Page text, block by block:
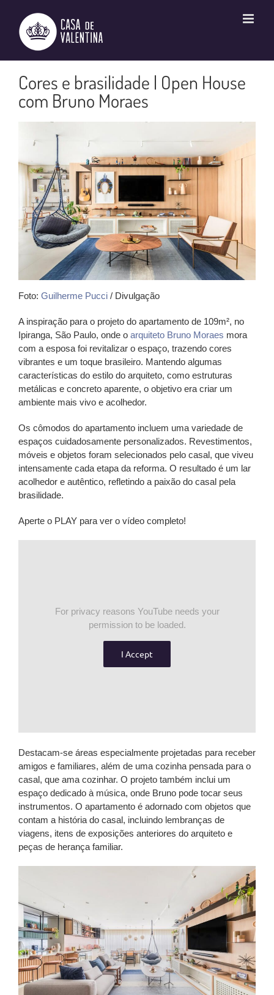
conteúdo
Cores e brasilidade | Open House
com Bruno Moraes
Foto: Guilherme Pucci / Divulgação
A inspiração para o projeto do apartamento de 109m², no
Ipiranga, São Paulo, onde o arquiteto Bruno Moraes mora
com a esposa foi revitalizar o espaço, trazendo cores
vibrantes e um toque brasileiro. Mantendo algumas
características do estilo do arquiteto, como estruturas
metálicas e concreto aparente, o objetivo era criar um
ambiente mais vivo e acolhedor.
Os cômodos do apartamento incluem uma variedade de
espaços cuidadosamente personalizados. Revestimentos,
móveis e objetos foram selecionados pelo casal, que viveu
intensamente cada etapa da reforma. O resultado é um lar
acolhedor e autêntico, refletindo a paixão do casal pela
brasilidade.
Aperte o PLAY para ver o vídeo completo!
For privacy reasons YouTube needs your
permission to be loaded.
I Accept
Destacam-se áreas especialmente projetadas para receber
amigos e familiares, além de uma cozinha pensada para o
casal, que ama cozinhar. O projeto também inclui um
espaço dedicado à música, onde Bruno pode tocar seus
instrumentos. O apartamento é adornado com objetos que
contam a história do casal, incluindo lembranças de
viagens, itens de exposições anteriores do arquiteto e
peças de herança familiar.